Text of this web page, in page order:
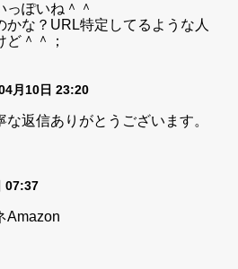
っぽいね＾＾
かな？URL特定してるような人
＾＾；
月10日 23:20
返信ありがとうございます。
07:37
Amazon